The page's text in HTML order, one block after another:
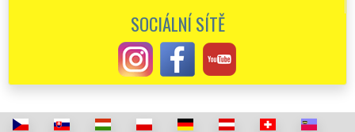
Naprostá spokojenost s vyklizením chaty v Bezně. Doporučuji tuto
Spolehliví, přesní, dochvilní a pracovití. To je přesná identifikace
pracovníků společnosti EXTRA VYKLÍZENÍ. Před dvěma dny mi v
Bezně zajišťovali vyklizení mé chalupy a pozemků okolo ní od
kterou musím ocenit a pochválit. Bezpodmínečně nejlepší vyklízecí
práce, které jsem prozatím zažil. Rozhodně doporučuji každému.
SOCIÁLNÍ SÍTĚ